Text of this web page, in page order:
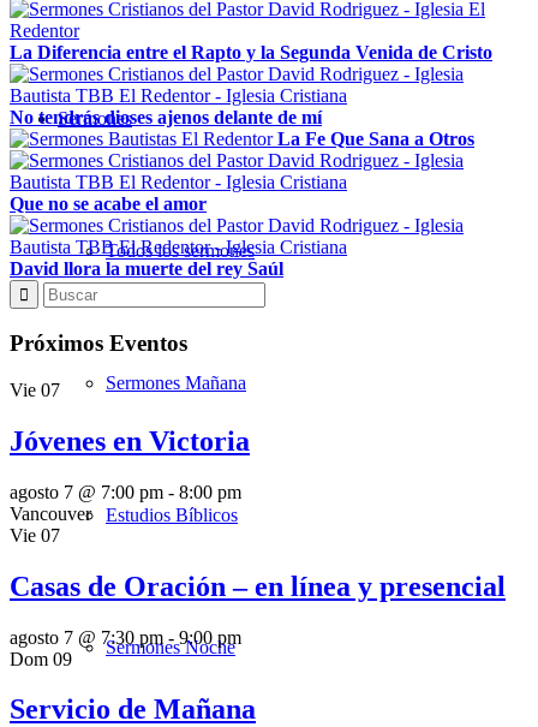
Sermones
Todos los sermones
Sermones Mañana
Estudios Bíblicos
Sermones Noche
La Diferencia entre el Rapto y la Segunda Venida de Cristo
No tendrás dioses ajenos delante de mí
La Fe Que Sana a Otros
Que no se acabe el amor
David llora la muerte del rey Saúl
Próximos Eventos
Vie 07
Jóvenes en Victoria
agosto 7 @ 7:00 pm - 8:00 pm
Vancouver
Vie 07
Casas de Oración – en línea y presencial
agosto 7 @ 7:30 pm - 9:00 pm
Dom 09
Servicio de Mañana